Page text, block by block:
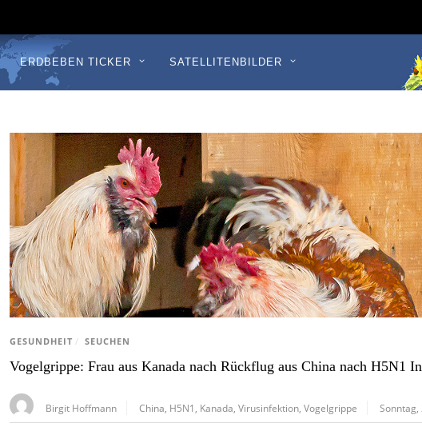
ERDBEBEN TICKER SATELLITENBILDER
GESUNDHEIT / SEUCHEN
Vogelgrippe: Frau aus Kanada nach Rückflug aus China nach H5N1
Birgit Hoffmann China H5N1 Kanada ,Virusinfektion ,Vogelgrippe Sonntag,